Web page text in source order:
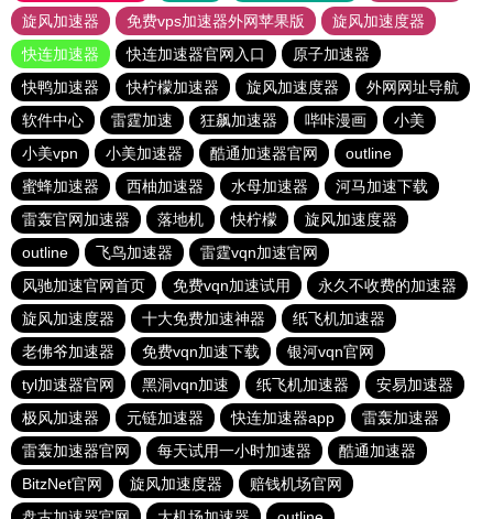
旋风加速器
免费vps加速器外网苹果版
旋风加速度器
快连加速器
快连加速器官网入口
原子加速器
快鸭加速器
快柠檬加速器 旋风加速度器
外网网址导航
软件中心
雷霆加速 狂飙加速器 哔咔漫画
小美
小美vpn
小美加速器 酷通加速器官网
outline
蜜蜂加速器
西柚加速器 水母加速器
河马加速下载
雷轰官网加速器
落地机 快柠檬
旋风加速度器
outline
飞鸟加速器
雷霆vqn加速官网
风驰加速官网首页
免费vqn加速试用
永久不收费的加速器
旋风加速度器
十大免费加速神器
纸飞机加速器
老佛爷加速器
免费vqn加速下载
银河vqn官网
tyl加速器官网
黑洞vqn加速 纸飞机加速器
安易加速器
极风加速器
元链加速器 快连加速器app
雷轰加速器
雷轰加速器官网
每天试用一小时加速器
酷通加速器
BitzNet官网
旋风加速度器
赔钱机场官网